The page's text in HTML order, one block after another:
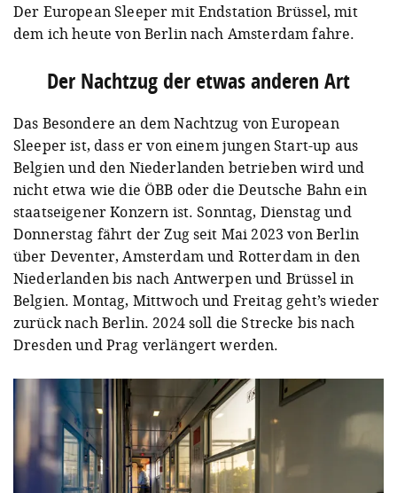
Der European Sleeper mit Endstation Brüssel, mit
dem ich heute von Berlin nach Amsterdam fahre.
Der Nachtzug der etwas anderen Art
Das Besondere an dem Nachtzug von European
Sleeper ist, dass er von einem jungen Start-up aus
Belgien und den Niederlanden betrieben wird und
nicht etwa wie die ÖBB oder die Deutsche Bahn ein
staatseigener Konzern ist. Sonntag, Dienstag und
Donnerstag fährt der Zug seit Mai 2023 von Berlin
über Deventer, Amsterdam und Rotterdam in den
Niederlanden bis nach Antwerpen und Brüssel in
Belgien. Montag, Mittwoch und Freitag geht’s wieder
zurück nach Berlin. 2024 soll die Strecke bis nach
Dresden und Prag verlängert werden.